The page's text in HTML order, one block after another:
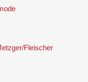
Fleischer